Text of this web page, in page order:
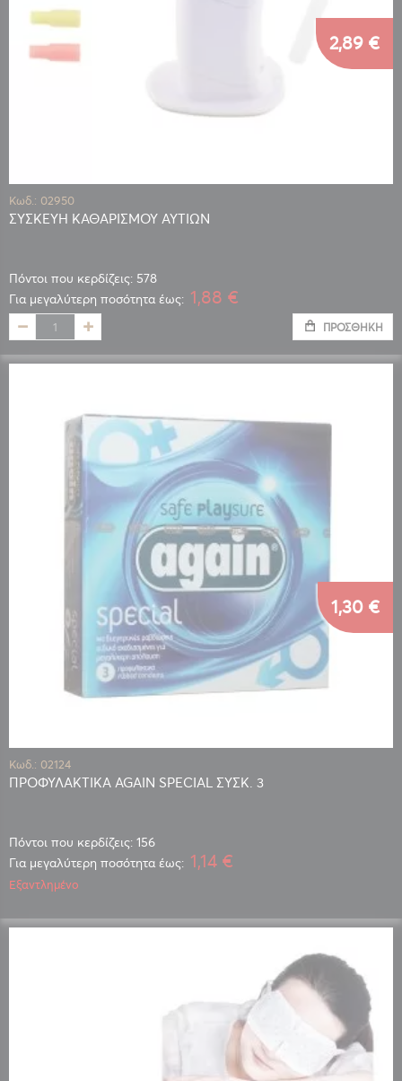
Κωδ.: 02950
ΣΥΣΚΕΥΗ ΚΑΘΑΡΙΣΜΟΥ ΑΥΤΙΩΝ
Πόντοι που κερδίζεις: 578
2,89 €
Για μεγαλύτερη ποσότητα έως: 1,88 €
ΠΡΟΣΘΉΚΗ
Κωδ.: 02124
ΠΡΟΦΥΛΑΚΤΙΚΑ AGAIN SPECIAL ΣΥΣΚ. 3
Πόντοι που κερδίζεις: 156
1,30 €
Για μεγαλύτερη ποσότητα έως: 1,14 €
Εξαντλημένο